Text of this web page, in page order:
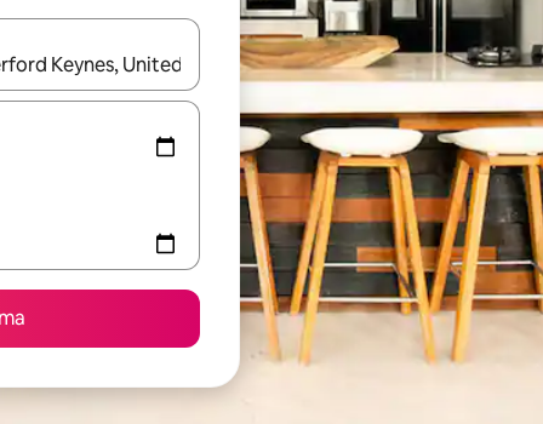
yukarı ve aşağı oklarıyla gezinin veya dokunarak ya da